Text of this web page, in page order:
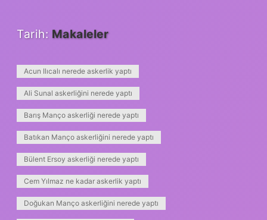
Tarih: Makaleler
Acun Ilıcalı nerede askerlik yaptı
Ali Sunal askerliğini nerede yaptı
Barış Manço askerliği nerede yaptı
Batıkan Manço askerliğini nerede yaptı
Bülent Ersoy askerliği nerede yaptı
Cem Yılmaz ne kadar askerlik yaptı
Doğukan Manço askerliğini nerede yaptı